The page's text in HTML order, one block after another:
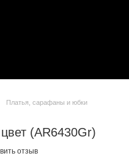
Платья, сарафаны и юбки
(AR6430Gr)
отзыв